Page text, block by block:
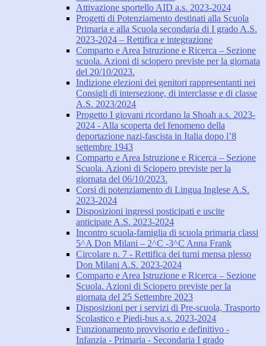
Attivazione sportello AID a.s. 2023-2024
Progetti di Potenziamento destinati alla Scuola
Primaria e alla Scuola secondaria di I grado A.S.
2023-2024 – Rettifica e integrazione
Comparto e Area Istruzione e Ricerca – Sezione
scuola. Azioni di sciopero previste per la giornata
del 20/10/2023.
Indizione elezioni dei genitori rappresentanti nei
Consigli di intersezione, di interclasse e di classe
A.S. 2023/2024
Progetto I giovani ricordano la Shoah a.s. 2023-
2024 - Alla scoperta del fenomeno della
deportazione nazi-fascista in Italia dopo l’8
settembre 1943
Comparto e Area Istruzione e Ricerca – Sezione
Scuola. Azioni di Sciopero previste per la
giornata del 06/10/2023.
Corsi di potenziamento di Lingua Inglese A.S.
2023-2024
Disposizioni ingressi posticipati e uscite
anticipate A.S. 2023-2024
Incontro scuola-famiglia di scuola primaria classi
5^A Don Milani – 2^C -3^C Anna Frank
Circolare n. 7 - Rettifica dei turni mensa plesso
Don Milani A.S. 2023-2024
Comparto e Area Istruzione e Ricerca – Sezione
Scuola. Azioni di Sciopero previste per la
giornata del 25 Settembre 2023
Disposizioni per i servizi di Pre-scuola, Trasporto
Scolastico e Piedi-bus a.s. 2023-2024
Funzionamento provvisorio e definitivo -
Infanzia - Primaria - Secondaria I grado